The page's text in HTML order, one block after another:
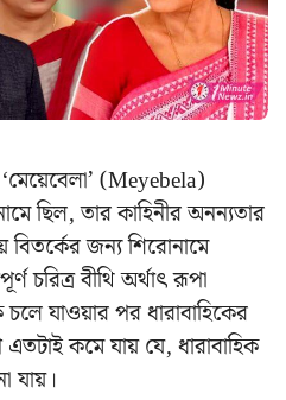
(Meyebela)
ছিল, তার কাহিনীর অনন্যতার
বিতর্কের জন্য শিরোনামে
চরিত্র বীথি অর্থাৎ রূপা
চলে যাওয়ার পর ধারাবাহিকের
কমে যায় যে, ধারাবাহিক
যায়।